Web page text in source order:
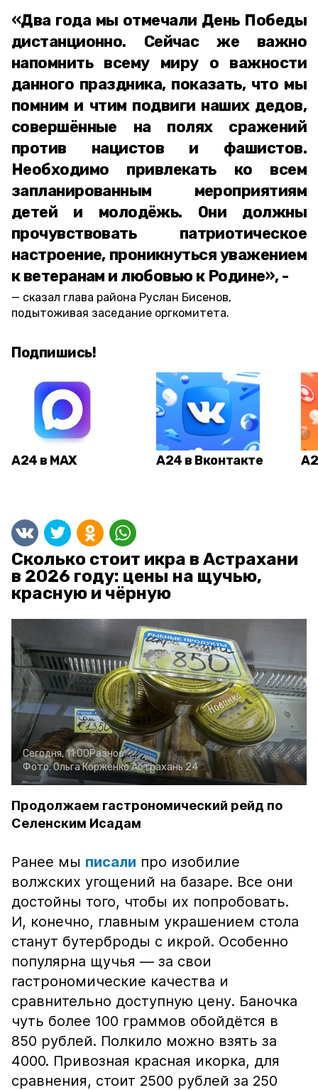
«Два года мы отмечали День Победы
дистанционно. Сейчас же важно
напомнить всему миру о важности
данного праздника, показать, что мы
помним и чтим подвиги наших дедов,
совершённые на полях сражений
против нацистов и фашистов.
Необходимо привлекать ко всем
запланированным мероприятиям
детей и молодёжь. Они должны
прочувствовать патриотическое
настроение, проникнуться уважением
к ветеранам и любовью к Родине», -
сказал глава района Руслан Бисенов,
подытоживая заседание оргкомитета.
Подпишись!
А24 в MAX А24 в Вконтакте
Сколько стоит икра в Астрахани
в 2026 году: цены на щучью,
красную и чёрную
Сегодня, 11:00Разное
Фото:Ольга КорженкоАстрахань 24
Продолжаем гастрономический рейд по
Селенским Исадам
Ранее мы писали про изобилие
волжских угощений на базаре. Все они
достойны того, чтобы их попробовать.
И, конечно, главным украшением стола
станут бутерброды с икрой. Особенно
популярна щучья — за свои
гастрономические качества и
сравнительно доступную цену. Баночка
чуть более 100 граммов обойдётся в
850 рублей. Полкило можно взять за
4000. Привозная красная икорка, для
сравнения, стоит 2500 рублей за 250